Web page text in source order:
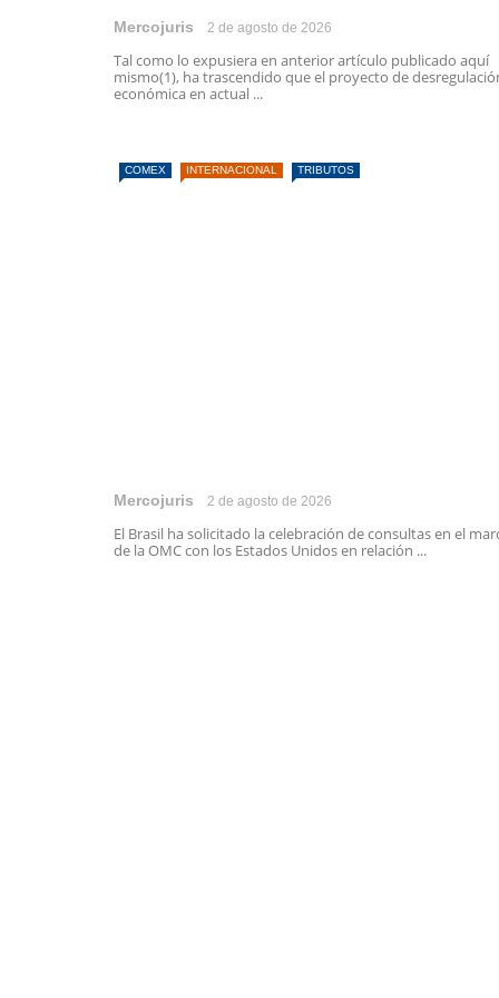
Mercojuris 2 de agosto de 2026
Tal como lo expusiera en anterior artículo publicado aquí
mismo(1), ha trascendido que el proyecto de
económica en actual ...
COMEX INTERNACIONAL TRIBUTOS
Mercojuris 2 de agosto de 2026
El Brasil ha solicitado la celebración de consultas en el
de la OMC con los Estados Unidos en relación ...